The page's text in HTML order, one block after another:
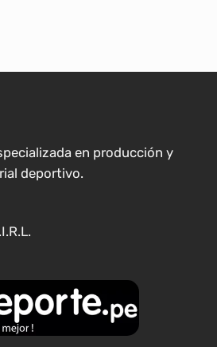
en producción y
deportivo.